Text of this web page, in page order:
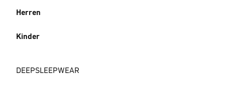
Herren
Kinder
DEEPSLEEPWEAR